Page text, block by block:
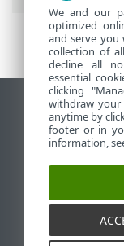
Προβολή
End of Life
Γνωσιακή
Ομάδα
ESET Status
Τοπική
We and our
optimized
and serve you
collection of
decline all
essential
clicking
withdraw your
anytime by
footer or in
information,